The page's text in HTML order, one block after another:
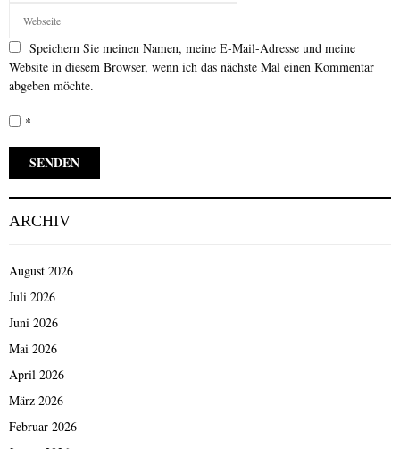
Speichern Sie meinen Namen, meine E-Mail-Adresse und meine
Website in diesem Browser, wenn ich das nächste Mal einen Kommentar
abgeben möchte.
*
ARCHIV
August 2026
Juli 2026
Juni 2026
Mai 2026
April 2026
März 2026
Februar 2026